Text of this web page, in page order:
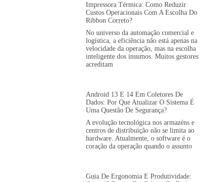
Impressora Térmica: Como Reduzir
Custos Operacionais Com A Escolha Do
Ribbon Correto?
No universo da automação comercial e
logística, a eficiência não está apenas na
velocidade da operação, mas na escolha
inteligente dos insumos. Muitos gestores
acreditam
Android 13 E 14 Em Coletores De
Dados: Por Que Atualizar O Sistema É
Uma Questão De Segurança?
A evolução tecnológica nos armazéns e
centros de distribuição não se limita ao
hardware. Atualmente, o software é o
coração da operação quando o assunto
Guia De Ergonomia E Produtividade: